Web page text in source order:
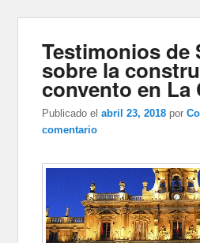
Testimonios de
sobre la
convento en La
Publicado el abril 23, 2018 por
comentario